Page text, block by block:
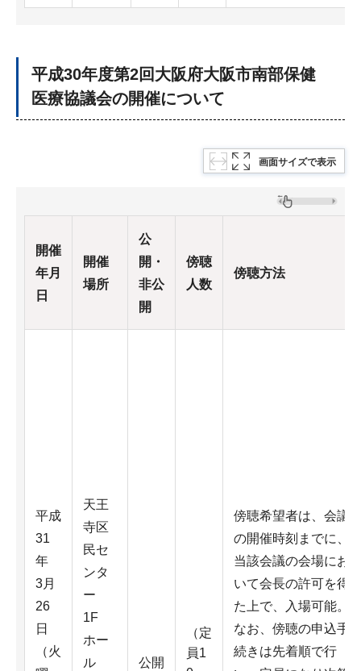
平成30年度第2回大阪府大阪市南部保健
医療協議会の開催について
画面サイズで表示
開催
年月
日
開催
場所
公
開・
非公
開
傍聴
人数
傍聴方法
平成
31
年
3月
26
日
（火
天王
寺区
民セ
ンタ
ー
1F
ホー
ル
公開
（定
員1
傍聴希望者は、会議
の開催時刻までに、
当該会議の会場にお
いて会長の許可を得
た上で、入場可能。
なお、傍聴の申込手
続きは先着順で行